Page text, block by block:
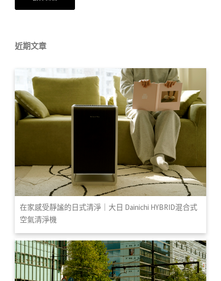
近期文章
在家感受靜謐的日式清淨｜大日 Dainichi HYBRID混合式
空氣清淨機